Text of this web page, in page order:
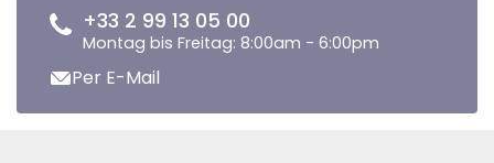
+33 2 99 13 05 00
Montag bis Freitag: 8:00am - 6:00pm
Per E-Mail